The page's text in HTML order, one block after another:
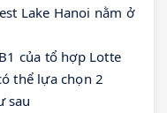
Lake Hanoi nằm ở
của tổ hợp Lotte
thể lựa chọn 2
sau